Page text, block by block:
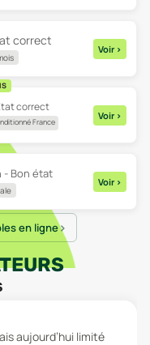
correct
Voir >
correct
France
Voir >
- Bon état
Voir >
en ligne
aujourd’hui limité